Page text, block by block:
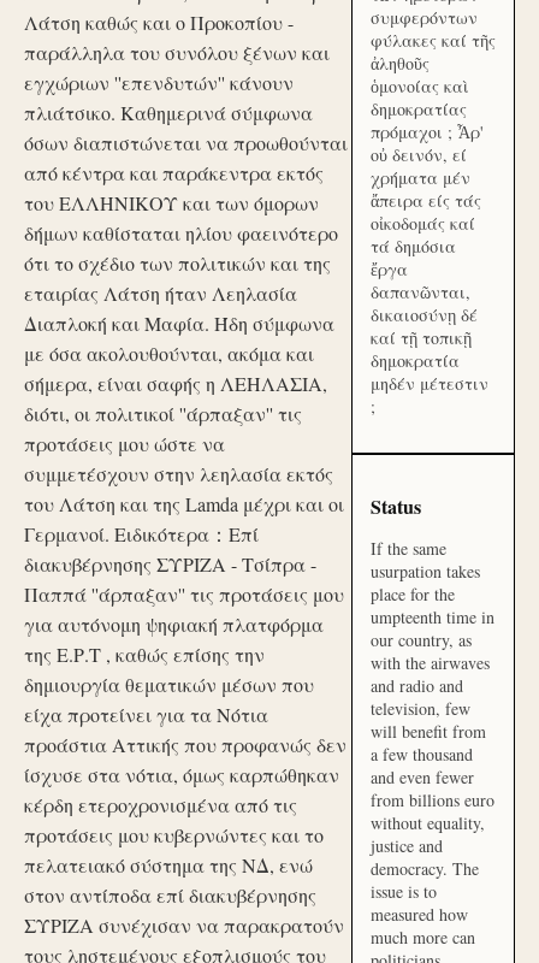
Λάτση καθώς και ο Προκοπίου -
παράλληλα του συνόλου ξένων και
εγχώριων ''επενδυτών'' κάνουν
πλιάτσικο. Καθημερινά σύμφωνα
όσων διαπιστώνεται να προωθούνται
από κέντρα και παράκεντρα εκτός
του ΕΛΛΗΝΙΚΟΥ και των όμορων
δήμων καθίσταται ηλίου φαεινότερο
ότι το σχέδιο των πολιτικών και της
εταιρίας Λάτση ήταν Λεηλασία
Διαπλοκή και Μαφία. Ήδη σύμφωνα
με όσα ακολουθούνται, ακόμα και
σήμερα, είναι σαφής η ΛΕΗΛΑΣΙΑ,
διότι, οι πολιτικοί ''άρπαξαν'' τις
προτάσεις μου ώστε να
συμμετέσχουν στην λεηλασία εκτός
του Λάτση και της Lamda μέχρι και οι
Γερμανοί. Ειδικότερα：Επί
διακυβέρνησης ΣΥΡΙΖΑ - Τσίπρα -
Παππά ''άρπαξαν'' τις προτάσεις μου
για αυτόνομη ψηφιακή πλατφόρμα
της Ε.Ρ.Τ , καθώς επίσης την
δημιουργία θεματικών μέσων που
είχα προτείνει για τα Νότια
προάστια Αττικής που προφανώς δεν
ίσχυσε στα νότια, όμως καρπώθηκαν
κέρδη ετεροχρονισμένα από τις
προτάσεις μου κυβερνώντες και το
πελατειακό σύστημα της ΝΔ, ενώ
στον αντίποδα επί διακυβέρνησης
ΣΥΡΙΖΑ συνέχισαν να παρακρατούν
τους ληστεμένους εξοπλισμούς του
συμφερόντων
φύλακες καί τῆς
ἀληθοῦς
ὁμονοίας καὶ
δημοκρατίας
πρόμαχοι ; Ἆρ'
οὐ δεινόν, εί
χρήματα μέν
ἄπειρα είς τάς
οἰκοδομάς καί
τά δημόσια
ἔργα
δαπανῶνται,
δικαιοσύνῃ δέ
καί τῇ τοπικῇ
δημοκρατία
μηδέν μέτεστιν
;
Status
If the same
usurpation takes
place for the
umpteenth time in
our country, as
with the airwaves
and radio and
television, few
will benefit from
a few thousand
and even fewer
from billions euro
without equality,
justice and
democracy. The
issue is to
measured how
much more can